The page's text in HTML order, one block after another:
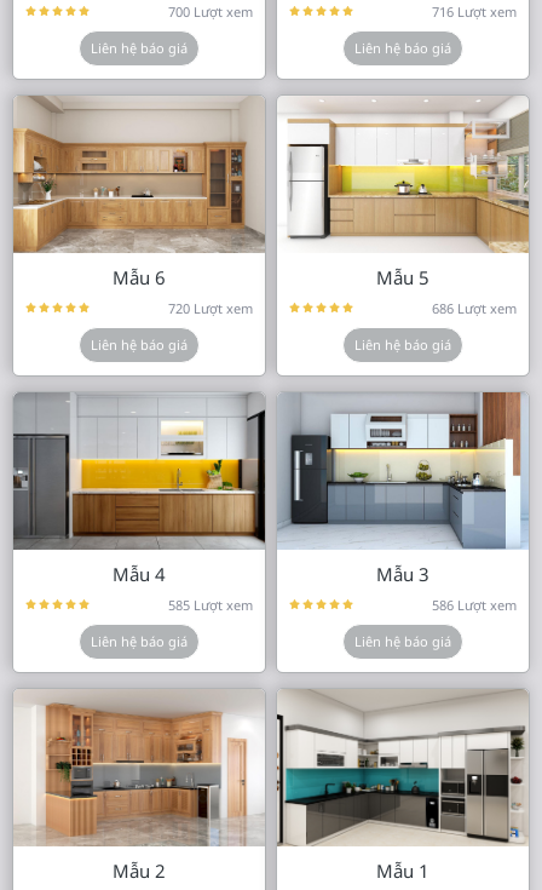
700 Lượt xem
Liên hệ báo giá
716 Lượt xem
Liên hệ báo giá
Mẫu 6
720 Lượt xem
Liên hệ báo giá
Mẫu 5
686 Lượt xem
Liên hệ báo giá
Mẫu 4
585 Lượt xem
Liên hệ báo giá
Mẫu 3
586 Lượt xem
Liên hệ báo giá
Mẫu 2 Mẫu 1